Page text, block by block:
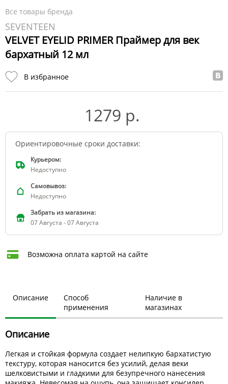
Все товары бренда
SEVENTEEN
VELVET EYELID PRIMER Праймер для век
бархатный 12 мл
В избранное
1279 р.
Ориентировочные сроки доставки:
Курьером:
Недоступно
Самовывоз:
Недоступно
Забрать из магазина:
07 Августа - 07 Августа
Возможна оплата картой на сайте
Описание
Способ
применения
Наличие в
магазинах
Описание
Легкая и стойкая формула создает нелипкую бархатистую
текстуру, которая наносится без усилий, делая веки
шелковистыми и гладкими для безупречного нанесения